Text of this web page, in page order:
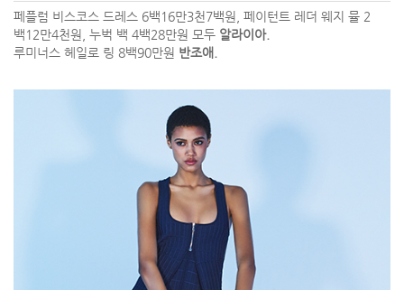
페플럼 비스코스 드레스 6백16만3천7백원, 페이턴트 레더 웨지 뮬 2
백12만4천원, 누벅 백 4백28만원 모두 알라이아.
루미너스 헤일로 링 8백90만원 반조애.